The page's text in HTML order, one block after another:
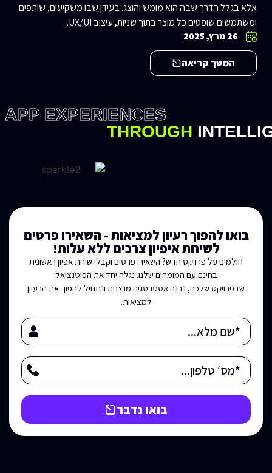
אלא בגלל הדרך שבה הוא מומש והוצג. בעידן שבו משקיעים, שותפים
ומשתמשים שופטים כל מוצר בתוך שניות, עיצוב UX/UI...
26 מרץ, 2025
המשך קריאה
EXPERIENCES
THROUGH
בואו להפוך רעיון למציאות - השאירו פרטים
לשיחת איפיון צרכים ללא עלות!
חולמים על פרויקט חדש? השאירו פרטים וקבלו שיחת אפיון ראשונית
בחינם עם המומחים שלנו. נגלה יחד את הפוטנציאל
שבפרויקט שלכם, נבנה אסטרטגיה מנצחת ונתחיל להפוך את הרעיון
למציאות.
בואו נדבר